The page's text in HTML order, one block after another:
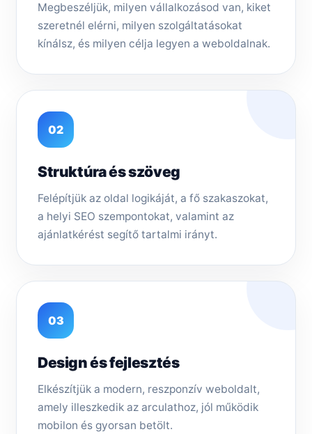
Megbeszéljük, milyen vállalkozásod van, kiket
szeretnél elérni, milyen szolgáltatásokat
kínálsz, és milyen célja legyen a weboldalnak.
02
Struktúra és szöveg
Felépítjük az oldal logikáját, a fő szakaszokat,
a helyi SEO szempontokat, valamint az
ajánlatkérést segítő tartalmi irányt.
03
Design és fejlesztés
Elkészítjük a modern, reszponzív weboldalt,
amely illeszkedik az arculathoz, jól működik
mobilon és gyorsan betölt.